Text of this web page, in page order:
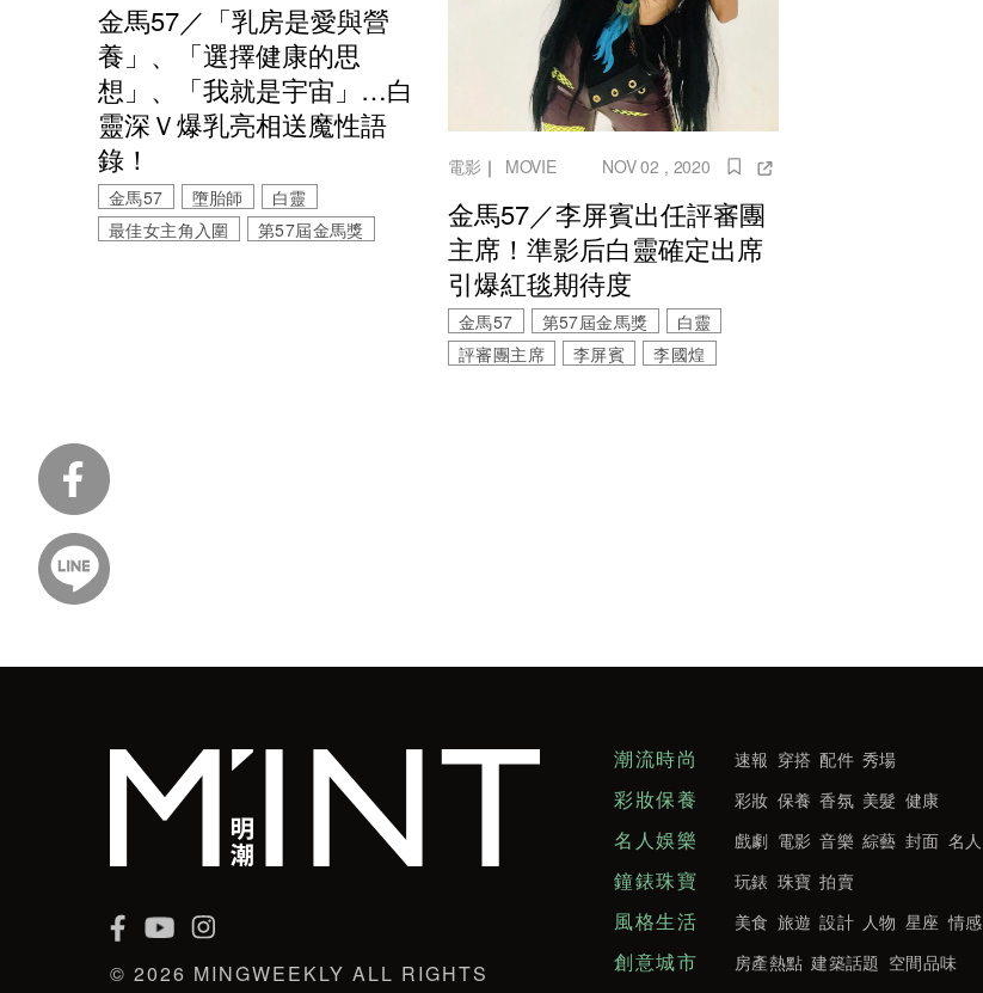
金馬57／「乳房是愛與營
養」、「選擇健康的思
想」、「我就是宇宙」…白
靈深Ｖ爆乳亮相送魔性語
錄！
金馬57 墮胎師
白靈
最佳女主角入圍
第57屆金馬獎
電影 ｜ MOVIE NOV 02 , 2020
金馬57／李屏賓出任評審團
主席！準影后白靈確定出席
引爆紅毯期待度
金馬57 第57屆金馬獎
白靈
評審團主席
李屏賓 李國煌
© 2026 MINGWEEKLY ALL RIGHTS
潮流時尚 速報 穿搭 配件 秀場
彩妝保養 彩妝 保養 香氛 美髮 健康
名人娛樂 戲劇 電影 音樂 綜藝 封面 名人
鐘錶珠寶 玩錶 珠寶 拍賣
風格生活 美食 旅遊 設計 人物 星座 情感
創意城市 房產熱點 建築話題 空間品味